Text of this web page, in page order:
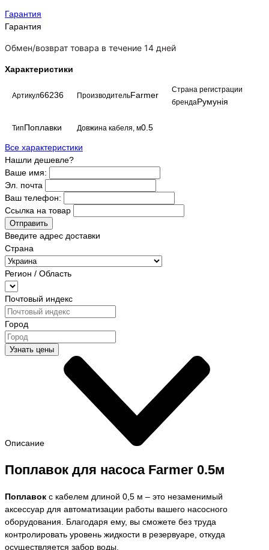
Гарантия
Гарантия
Обмен/возврат товара в течение 14 дней
Характеристики
Артикул66236 ПроизводительFarmer
Страна регистрации
брендаРумунія
ТипПоплавки Довжина кабеля, м0.5
Все характеристики
Нашли дешевле?
Ваше имя:
Эл. почта
Ваш телефон:
Ссылка на товар
Отправить
Введите адрес доставки
Страна
Регион / Область
Почтовый индекс
Город
Узнать цены
Описание
Поплавок для насоса Farmer 0.5м
Поплавок с кабелем длиной 0,5 м – это незаменимый
аксессуар для автоматизации работы вашего насосного
оборудования. Благодаря ему, вы сможете без труда
контролировать уровень жидкости в резервуаре, откуда
осуществляется забор воды.